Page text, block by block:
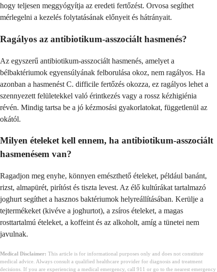
hogy teljesen meggyógyítja az eredeti fertőzést. Orvosa segíthet
mérlegelni a kezelés folytatásának előnyeit és hátrányait.
Ragályos az antibiotikum-asszociált hasmenés?
Az egyszerű antibiotikum-asszociált hasmenés, amelyet a
bélbaktériumok egyensúlyának felborulása okoz, nem ragályos. Ha
azonban a hasmenést C. difficile fertőzés okozza, ez ragályos lehet a
szennyezett felületekkel való érintkezés vagy a rossz kézhigiénia
révén. Mindig tartsa be a jó kézmosási gyakorlatokat, függetlenül az
okától.
Milyen ételeket kell ennem, ha antibiotikum-asszociált
hasmenésem van?
Ragadjon meg enyhe, könnyen emészthető ételeket, például banánt,
rizst, almapürét, pirítóst és tiszta levest. Az élő kultúrákat tartalmazó
joghurt segíthet a hasznos baktériumok helyreállításában. Kerülje a
tejtermékeket (kivéve a joghurtot), a zsíros ételeket, a magas
rosttartalmú ételeket, a koffeint és az alkoholt, amíg a tünetei nem
javulnak.
Medical Disclaimer: This article is for informational purposes only and does not constitute
medical advice. Always consult a qualified healthcare provider for diagnosis and treatment
decisions. If you are experiencing a medical emergency, call 911 or go to the nearest emergency